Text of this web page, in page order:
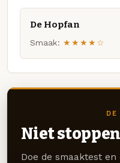
De Hopfan
Smaak: ★★★★☆
Niet
Doe de smaaktest